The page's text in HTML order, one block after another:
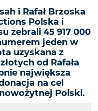
i Rafał Brzoska
Polska i
zebrali 45 917 000
jeden w
uzyskana z
od Rafała
największa
na cel
Polski.